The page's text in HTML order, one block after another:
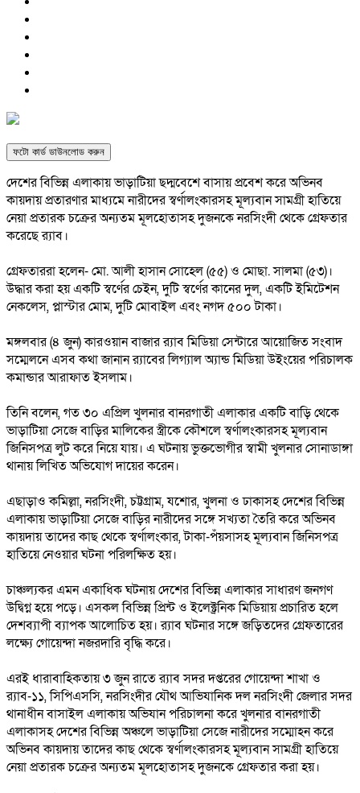
ফটো কার্ড ডাউনলোড করুন
দেশের বিভিন্ন এলাকায় ভাড়াটিয়া ছদ্মবেশে বাসায় প্রবেশ করে অভিনব
কায়দায় প্রতারণার মাধ্যমে নারীদের স্বর্ণালংকারসহ মূল্যবান সামগ্রী হাতিয়ে
নেয়া প্রতারক চক্রের অন্যতম মূলহোতাসহ দুজনকে নরসিংদী থেকে গ্রেফতার
করেছে র‌্যাব।
গ্রেফতাররা হলেন- মো. আলী হাসান সোহেল (৫৫) ও মোছা. সালমা (৫৩)।
উদ্ধার করা হয় একটি স্বর্ণের চেইন, দুটি স্বর্ণের কানের দুল, একটি ইমিটেশন
নেকলেস, প্লাস্টার মোম, দুটি মোবাইল এবং নগদ ৫০০ টাকা।
মঙ্গলবার (৪ জুন) কারওয়ান বাজার র‍্যাব মিডিয়া সেন্টারে আয়োজিত সংবাদ
সম্মেলনে এসব কথা জানান র‍্যাবের লিগ্যাল অ্যান্ড মিডিয়া উইংয়ের পরিচালক
কমান্ডার আরাফাত ইসলাম।
তিনি বলেন, গত ৩০ এপ্রিল খুলনার বানরগাতী এলাকার একটি বাড়ি থেকে
ভাড়াটিয়া সেজে বাড়ির মালিকের স্ত্রীকে কৌশলে স্বর্ণালংকারসহ মূল্যবান
জিনিসপত্র লুট করে নিয়ে যায়। এ ঘটনায় ভুক্তভোগীর স্বামী খুলনার সোনাডাঙ্গা
থানায় লিখিত অভিযোগ দায়ের করেন।
এছাড়াও কমিল্লা, নরসিংদী, চট্টগ্রাম, যশোর, খুলনা ও ঢাকাসহ দেশের বিভিন্ন
এলাকায় ভাড়াটিয়া সেজে বাড়ির নারীদের সঙ্গে সখ্যতা তৈরি করে অভিনব
কায়দায় তাদের কাছ থেকে স্বর্ণালংকার, টাকা-পঁয়সাসহ মূল্যবান জিনিসপত্র
হাতিয়ে নেওয়ার ঘটনা পরিলক্ষিত হয়।
চাঞ্চল্যকর এমন একাধিক ঘটনায় দেশের বিভিন্ন এলাকার সাধারণ জনগণ
উদ্বিগ্ন হয়ে পড়ে। এসকল বিভিন্ন প্রিন্ট ও ইলেক্ট্রনিক মিডিয়ায় প্রচারিত হলে
দেশব্যাপী ব্যাপক আলোচিত হয়। র‌্যাব ঘটনার সঙ্গে জড়িতদের গ্রেফতারের
লক্ষ্যে গোয়েন্দা নজরদারি বৃদ্ধি করে।
এরই ধারাবাহিকতায় ৩ জুন রাতে র‌্যাব সদর দপ্তরের গোয়েন্দা শাখা ও
র‌্যাব-১১, সিপিএসসি, নরসিংদীর যৌথ আভিযানিক দল নরসিংদী জেলার সদর
থানাধীন বাসাইল এলাকায় অভিযান পরিচালনা করে খুলনার বানরগাতী
এলাকাসহ দেশের বিভিন্ন অঞ্চলে ভাড়াটিয়া সেজে নারীদের সম্মোহন করে
অভিনব কায়দায় তাদের কাছ থেকে স্বর্ণালংকারসহ মূল্যবান সামগ্রী হাতিয়ে
নেয়া প্রতারক চক্রের অন্যতম মূলহোতাসহ দুজনকে গ্রেফতার করা হয়।